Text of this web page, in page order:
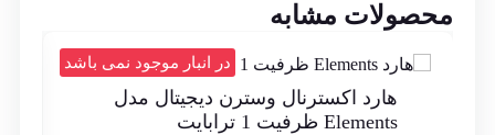
محصولات مشابه
در انبار موجود نمی باشد
هارد اکسترنال وسترن دیجیتال مدل
Elements ظرفیت 1 ترابایت